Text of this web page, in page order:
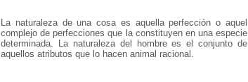
La naturaleza de una cosa es aquella perfección o aquel
complejo de perfecciones que la constituyen en una especie
determinada. La naturaleza del hombre es el conjunto de
aquellos atributos que lo hacen animal racional.